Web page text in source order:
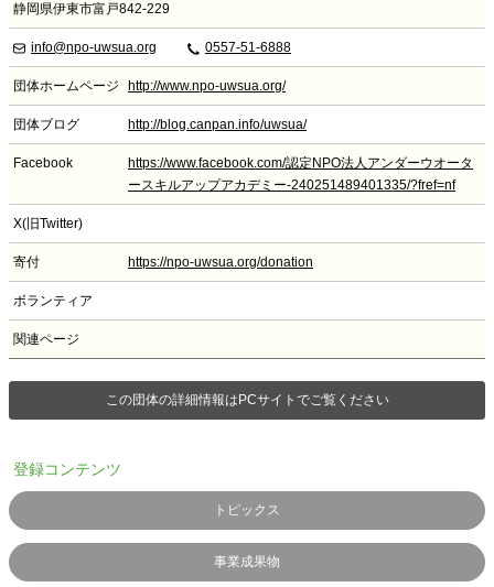
静岡県伊東市富戸842-229
info@npo-uwsua.org 0557-51-6888
団体ホームページ http://www.npo-uwsua.org/
団体ブログ http://blog.canpan.info/uwsua/
Facebook
https://www.facebook.com/認定NPO法人アンダーウオータ
ースキルアップアカデミー-240251489401335/?fref=nf
X(旧Twitter)
寄付 https://npo-uwsua.org/donation
ボランティア
関連ページ
この団体の詳細情報はPCサイトでご覧ください
登録コンテンツ
トピックス
事業成果物